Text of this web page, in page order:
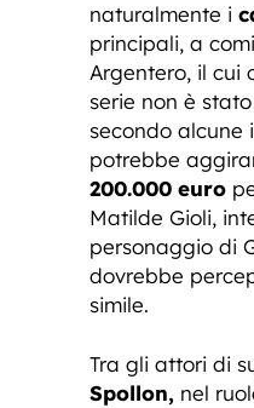
naturalmente i
principali, a
Argentero, il cui
serie non è
secondo alcune
potrebbe
200.000 euro
Matilde Gioli,
personaggio di
dovrebbe
simile.
Tra gli attori di
Spollon, nel